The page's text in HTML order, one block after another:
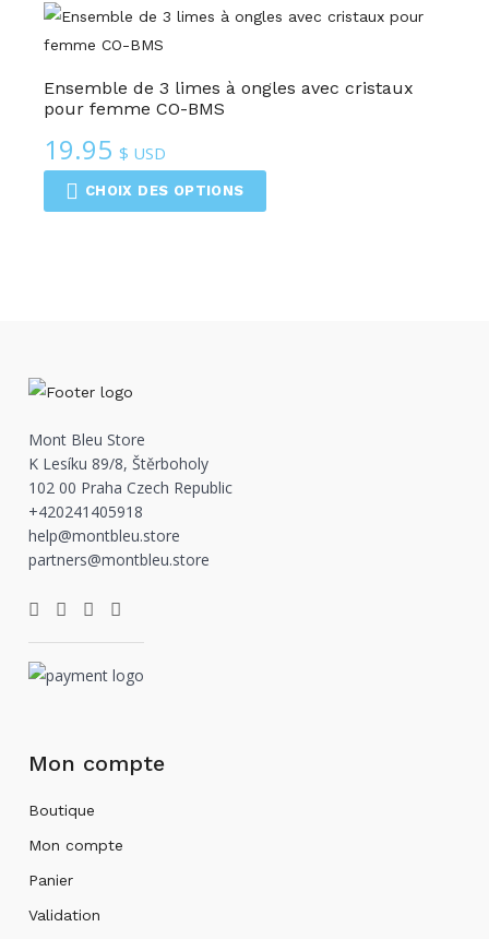
Ensemble de 3 limes à ongles avec cristaux
pour femme CO-BMS
19.95$ USD
CHOIX DES OPTIONS
Mont Bleu Store
K Lesíku 89/8, Štěrboholy
102 00 Praha Czech Republic
+420241405918
help@montbleu.store
partners@montbleu.store
Mon compte
Boutique
Mon compte
Panier
Validation